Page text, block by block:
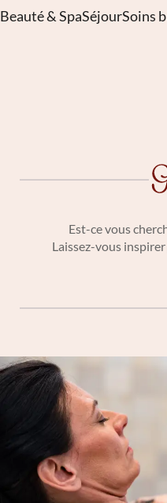
Est-ce vous
Laissez-vous